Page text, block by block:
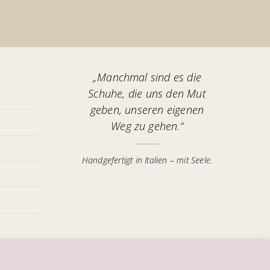
„Manchmal sind es die
Schuhe, die uns den Mut
geben, unseren eigenen
Weg zu gehen.“
Handgefertigt in Italien – mit Seele.